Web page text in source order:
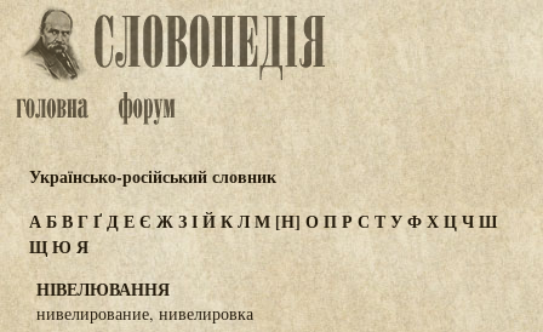
Українсько-російський словник
АБВГҐДЕЄ ЖЗІЙКЛМ [Н] ОПР С ТУФХЦЧШ
ЩЮ Я
НІВЕЛЮВАННЯ
нивелирование, нивелировка